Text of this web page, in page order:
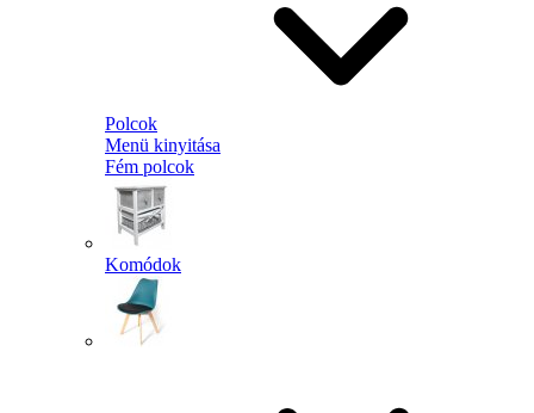
Polcok
Menü kinyitása
Fém polcok
Komódok